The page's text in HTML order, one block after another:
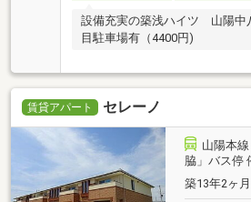
設備充実の築浅ハイツ 山陽
目駐車場有（4400円)
賃貸アパート セレーノ
山陽本
脇」バス停
築13年2ヶ